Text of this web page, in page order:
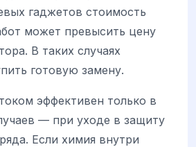
гаджетов стоимость
может превысить цену
В таких случаях
готовую замену.
эффективен только в
— при уходе в защиту
Если химия внутри